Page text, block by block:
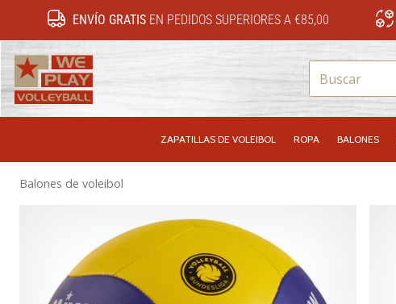
ENVÍO GRATISEN PEDIDOS SUPERIORES A €85,00
ZAPATILLAS DE VOLEIBOL ROPA BALONES
Balones de voleibol